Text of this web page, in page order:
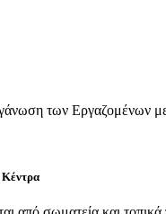
των Εργαζομένων με
Κέντρα